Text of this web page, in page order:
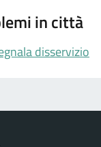
in città
disservizio